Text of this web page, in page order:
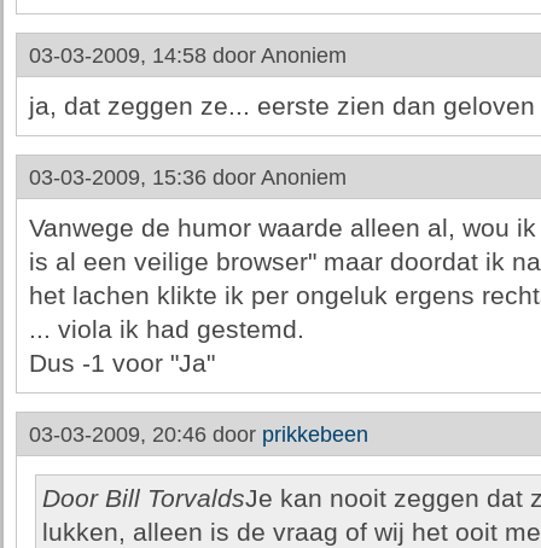
03-03-2009, 14:58 door Anoniem
ja, dat zeggen ze... eerste zien dan geloven
03-03-2009, 15:36 door Anoniem
Vanwege de humor waarde alleen al, wou
is al een veilige browser" maar doordat ik
het lachen klikte ik per ongeluk ergens
... viola ik had gestemd.
Dus -1 voor "Ja"
03-03-2009, 20:46 door prikkebeen
Door Bill TorvaldsJe kan nooit zeggen dat
lukken, alleen is de vraag of wij het ooit